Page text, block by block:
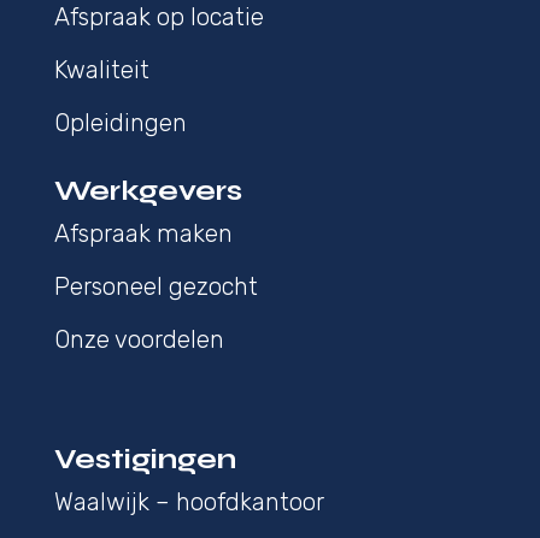
Afspraak op locatie
Kwaliteit
Opleidingen
Werkgevers
Afspraak maken
Personeel gezocht
Onze voordelen
Vestigingen
Waalwijk – hoofdkantoor